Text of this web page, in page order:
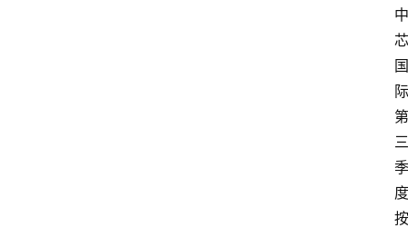
中
芯
国
际
第
三
季
度
按